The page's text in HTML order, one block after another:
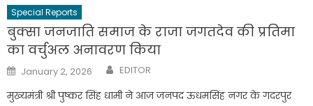
Special Reports
बुक्सा जनजाति समाज के राजा जगतदेव की प्रतिमा
का वर्चुअल अनावरण किया
Posted
on
January 2, 2026 Author
EDITOR
मुख्यमंत्री श्री पुष्कर सिंह धामी ने आज जनपद ऊधमसिंह नगर के गदरपुर